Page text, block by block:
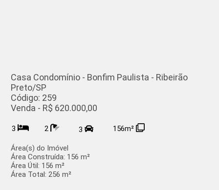
Casa Condomínio - Bonfim Paulista - Ribeirão
Preto/SP
Código: 259
Venda - R$ 620.000,00
3 2 3 156m²
Área(s) do Imóvel
Área Construída: 156 m²
Área Útil: 156 m²
Área Total:256 m²